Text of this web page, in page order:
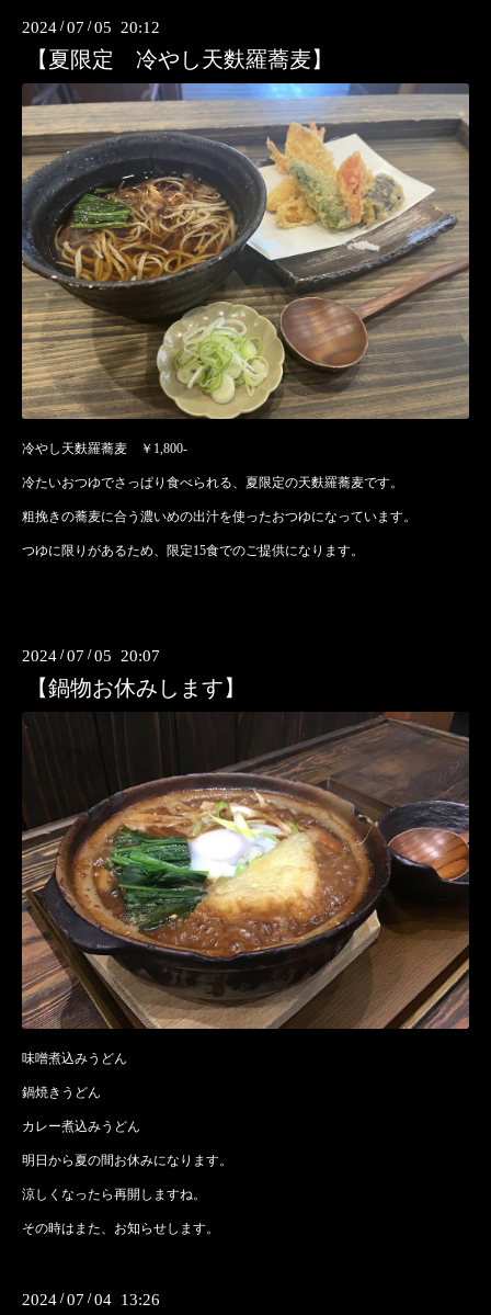
2024 /07 /05 20:12
【夏限定 冷やし天麩羅蕎麦】
冷やし天麩羅蕎麦 ￥1,800-
冷たいおつゆでさっぱり食べられる、夏限定の天麩羅蕎麦です。
粗挽きの蕎麦に合う濃いめの出汁を使ったおつゆになっています。
つゆに限りがあるため、限定15食でのご提供になります。
2024 /07 /05 20:07
【鍋物お休みします】
味噌煮込みうどん
鍋焼きうどん
カレー煮込みうどん
明日から夏の間お休みになります。
涼しくなったら再開しますね。
その時はまた、お知らせします。
2024 /07 /04 13:26